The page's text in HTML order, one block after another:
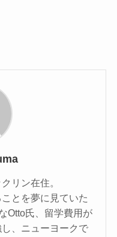
リン在住。
とを夢に見ていた
Otto氏、留学費用が
、ニューヨークで